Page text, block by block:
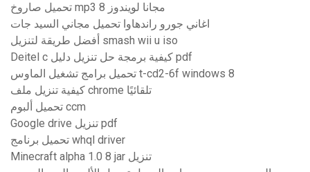
تحميل صاروخ mp3 مجانا لويندوز 8
اغاني جورو راندهاوا تحميل مجاني السيد جات
أفضل طريقة لتنزيل smash wii u iso
Deitel c كيفية برمجة حل تنزيل دليل pdf
تحميل برامج تشغيل الماوس t-cd2-6f windows 8
كيفية تنزيل ملف chrome تلقائيًا
تحميل ألبوم ccm
Google drive تنزيل pdf
تحميل برنامج whql driver
Minecraft alpha 1.0 8 jar تنزيل